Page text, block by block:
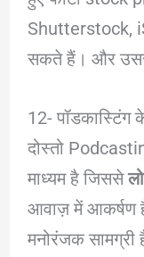
Shutterstock,
सकते हैं। और
12- पॉडकास्टिंग
दोस्तो
माध्यम है जिससे
आवाज़ में आकर्षण
मनोरंजक